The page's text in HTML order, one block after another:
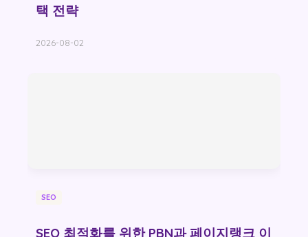
택 전략
2026-08-02
SEO
SEO 최적화를 위한 PBN과 페이지랭크 이